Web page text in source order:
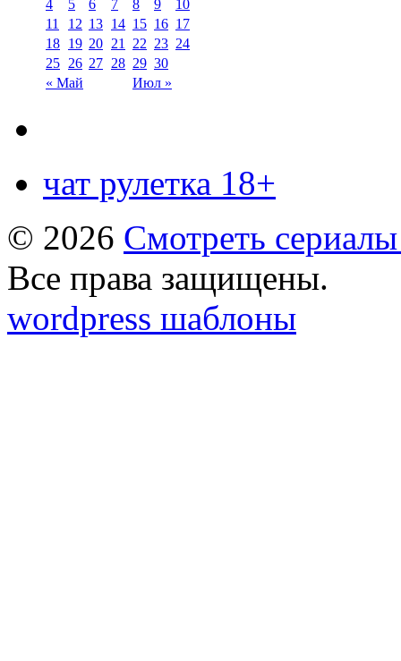
« Май Июл »
4 5 6 7 8 9
10
11
12 13 14 15 16 17
18 19 20 21 22 23 24
25 26 27 28 29 30
чат рулетка 18+
© 2026 Смотреть
Все права защищены.
wordpress шаблоны